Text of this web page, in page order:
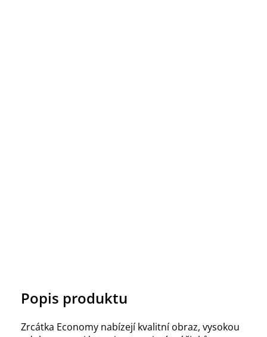
Popis produktu
Zrcátka Economy nabízejí kvalitní obraz, vysokou